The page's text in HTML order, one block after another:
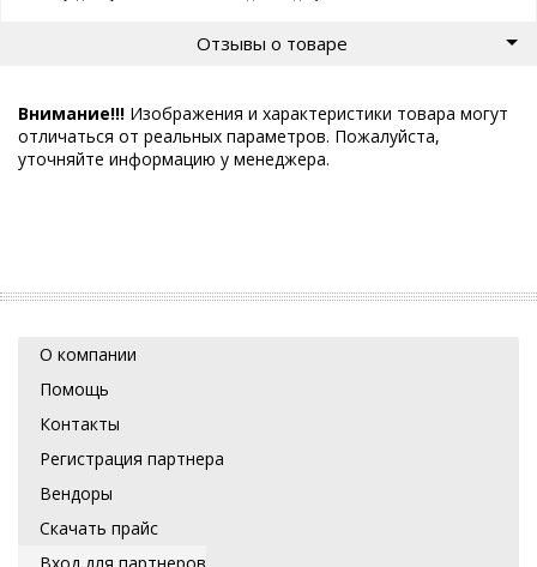
Отзывы о товаре
Внимание!!! Изображения и характеристики товара могут
отличаться от реальных параметров. Пожалуйста,
уточняйте информацию у менеджера.
О компании
Помощь
Контакты
Регистрация партнера
Вендоры
Скачать прайс